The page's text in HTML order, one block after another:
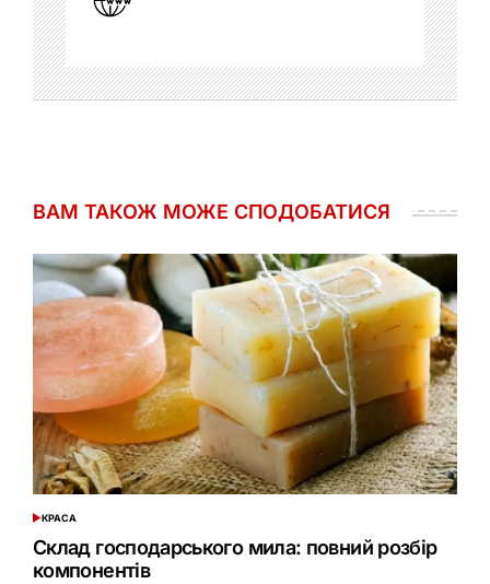
ВАМ ТАКОЖ МОЖЕ СПОДОБАТИСЯ
ОПУБЛІКУВАТИ
КРАСА
Склад господарського мила: повний розбір
компонентів